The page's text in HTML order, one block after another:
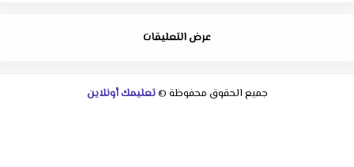
عرض التعليقات
جميع الحقوق محفوظة ©تعليمك أونلاين